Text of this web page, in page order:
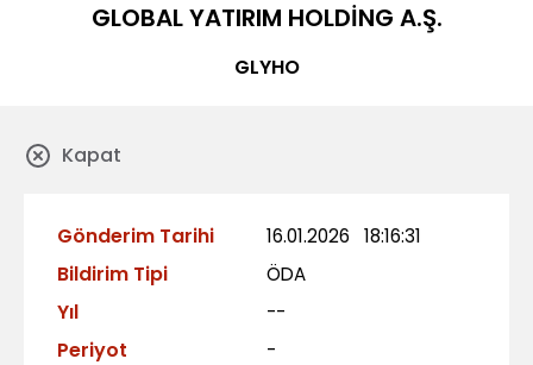
GLOBAL YATIRIM HOLDİNG A.Ş.
GLYHO
Kapat
Gönderim Tarihi 16.01.2026 18:16:31
Bildirim Tipi ÖDA
Yıl --
Periyot -